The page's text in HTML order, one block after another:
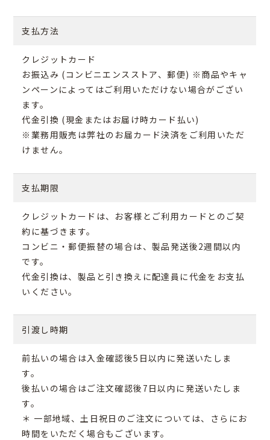
支払方法
クレジットカード
お振込み (コンビニエンスストア、郵便) ※商品やキャ
ンペーンによってはご利用いただけない場合がござい
ます。
代金引換 (現金またはお届け時カード払い)
※業務用販売は弊社のお届カード決済をご利用いただ
けません。
支払期限
クレジットカードは、お客様とご利用カードとのご契
約に基づきます。
コンビニ・郵便振替の場合は、製品発送後2週間以内
です。
代金引換は、製品と引き換えに配達員に代金をお支払
いください。
引渡し時期
前払いの場合は入金確認後5日以内に発送いたしま
す。
後払いの場合はご注文確認後7日以内に発送いたしま
す。
＊ 一部地域、土日祝日のご注文については、さらにお
時間をいただく場合もございます。